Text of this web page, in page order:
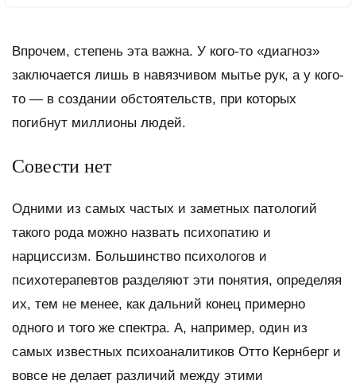
Впрочем, степень эта важна. У кого-то «диагноз»
заключается лишь в навязчивом мытье рук, а у кого-
то — в создании обстоятельств, при которых
погибнут миллионы людей.
Совести нет
Одними из самых частых и заметных патологий
такого рода можно назвать психопатию и
нарциссизм. Большинство психологов и
психотерапевтов разделяют эти понятия, определяя
их, тем не менее, как дальний конец примерно
одного и того же спектра. А, например, один из
самых известных психоаналитиков Отто Кернберг и
вовсе не делает различий между этими